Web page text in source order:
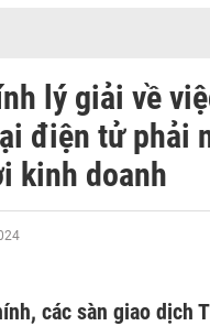
lý giải về
điện tử phải
kinh doanh
các sàn giao dịch